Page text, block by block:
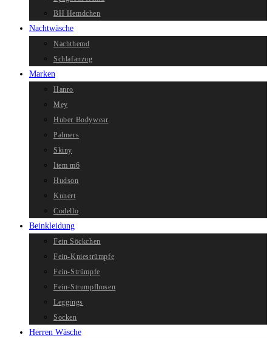
BH Hemdchen
Nachtwäsche
Nachthemd
Schlafanzug
Marken
Hanro
Mey
Huber Bodywear
Palmers
Skiny
Item m6
Hudson
Kunert
Codello
Beinkleidung
Fein Söckchen
Fein-Kniestrümpfe
Fein-Strümpfe
Fein-Strumpfhosen
Leggings
Socken
Herren Wäsche